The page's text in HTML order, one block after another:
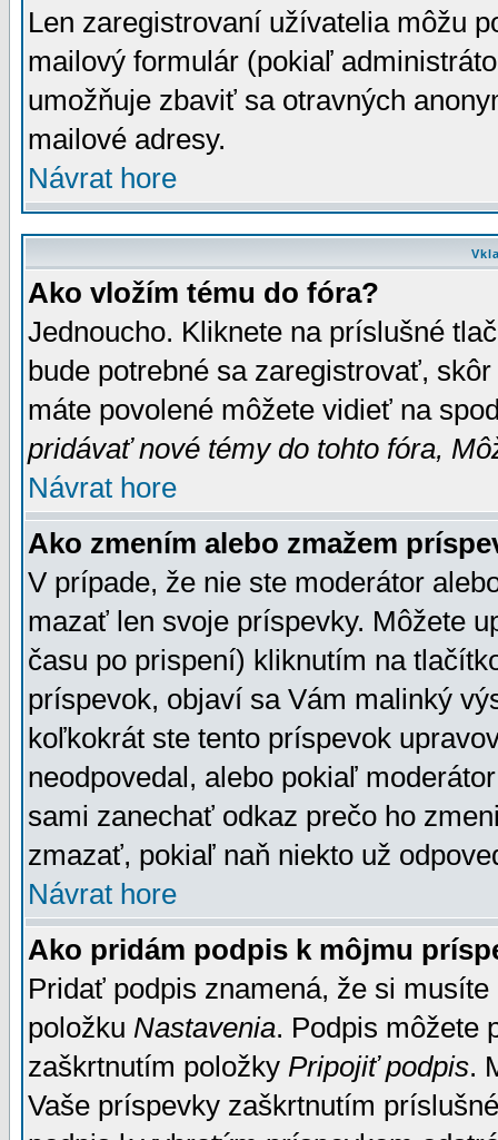
Len zaregistrovaní užívatelia môžu
mailový formulár (pokiaľ
umožňuje zbaviť sa otravných
mailové adresy.
Návrat hore
Ako vložím tému do fóra?
Jednoucho. Kliknete na príslušné
bude potrebné sa zaregistrovať,
máte povolené môžete vidieť na
pridávať nové témy do tohto fóra,
Návrat hore
Ako zmením alebo zmažem
V prípade, že nie ste moderátor
mazať len svoje príspevky. Môžete
času po prispení) kliknutím na
príspevok, objaví sa Vám malinký
koľkokrát ste tento príspevok
neodpovedal, alebo pokiaľ
sami zanechať odkaz prečo ho
zmazať, pokiaľ naň niekto už
Návrat hore
Ako pridám podpis k môjmu
Pridať podpis znamená, že si
položku Nastavenia. Podpis môžete
zaškrtnutím položky Pripojiť podpis.
Vaše príspevky zaškrtnutím